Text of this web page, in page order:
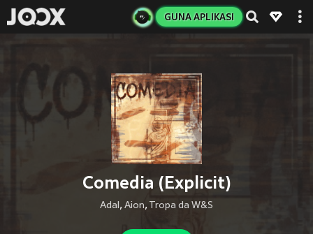
GUNA APLIKASI
Comedia (Explicit)
Adal, Aion, Tropa da W&S